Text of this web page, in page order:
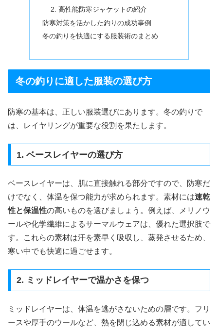
2. 高性能防寒ジャケットの紹介
防寒対策を活かした釣りの成功事例
冬の釣りを快適にする服装術のまとめ
冬の釣りに適した服装の選び方
防寒の基本は、正しい服装選びにあります。冬の釣りで
は、レイヤリングが重要な役割を果たします。
1. ベースレイヤーの選び方
ベースレイヤーは、肌に直接触れる部分ですので、防寒だ
けでなく、体温を保つ能力が求められます。素材には速乾
性と保温性の高いものを選びましょう。例えば、メリノウ
ールや化学繊維によるサーマルウェアは、優れた選択肢で
す。これらの素材は汗を素早く吸収し、蒸発させるため、
寒い中でも快適に過ごせます。
2. ミッドレイヤーで温かさを保つ
ミッドレイヤーは、体温を逃がさないための層です。フリ
ースや厚手のウールなど、熱を閉じ込める素材が適してい